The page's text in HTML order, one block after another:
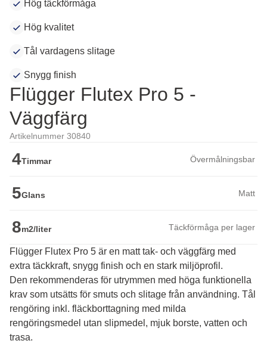
Hög täckförmåga
Hög kvalitet
Tål vardagens slitage
Snygg finish
Flügger Flutex Pro 5 -
Väggfärg
Artikelnummer 30840
4Timmar Övermålningsbar
5Glans Matt
8m2/liter Täckförmåga per lager
Flügger Flutex Pro 5 är en matt tak- och väggfärg med
extra täckkraft, snygg finish och en stark miljöprofil.
Den rekommenderas för utrymmen med höga funktionella
krav som utsätts för smuts och slitage från användning. Tål
rengöring inkl. fläckborttagning med milda
rengöringsmedel utan slipmedel, mjuk borste, vatten och
trasa.